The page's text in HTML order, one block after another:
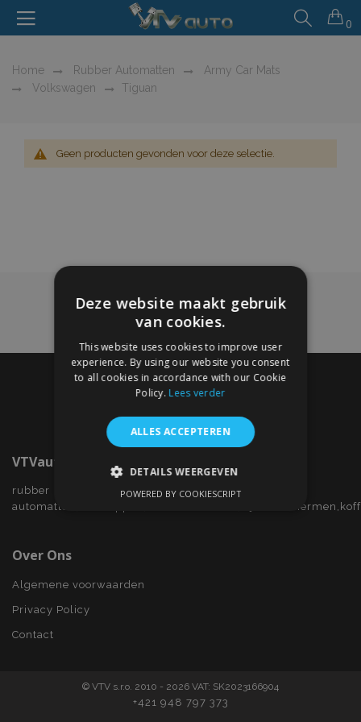
0
Home Rubber Automatten
Army Car Mats
Volkswagen
Tiguan
Geen producten gevonden voor deze selectie.
VTVauto.nl
rubber
Over Ons
Algemene voorwaarden
Privacy Policy
Contact
© VTV s.r.o. 2010 - 2026 VAT: SK2023166904
+421 948 797 373
Deze website maakt gebruik
van cookies.
This website uses cookies to improve user
experience. By using our website you consent
to all cookies in accordance with our Cookie
Policy. Lees verder
ALLES ACCEPTEREN
DETAILS WEERGEVEN
Strictly necessary cookies allow core website
functionality such as user login and account
POWERED BY COOKIESCRIPT